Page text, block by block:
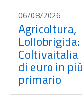
06/08/2026
Agricoltura,
Lollobrigida:
di euro in
primario